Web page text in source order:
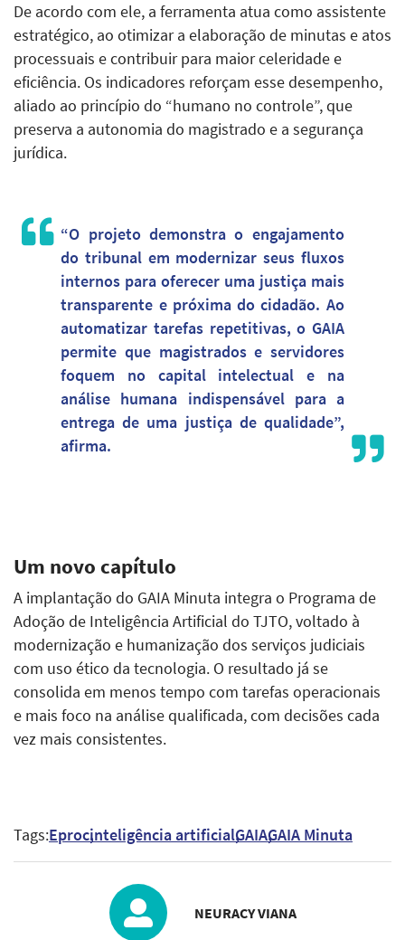
De acordo com ele, a ferramenta atua como assistente
estratégico, ao otimizar a elaboração de minutas e atos
processuais e contribuir para maior celeridade e
eficiência. Os indicadores reforçam esse desempenho,
aliado ao princípio do “humano no controle”, que
preserva a autonomia do magistrado e a segurança
jurídica.
“O projeto demonstra o engajamento
do tribunal em modernizar seus fluxos
internos para oferecer uma justiça mais
transparente e próxima do cidadão. Ao
automatizar tarefas repetitivas, o GAIA
permite que magistrados e servidores
foquem no capital intelectual e na
análise humana indispensável para a
entrega de uma justiça de qualidade”,
afirma.
Um novo capítulo
A implantação do GAIA Minuta integra o Programa de
Adoção de Inteligência Artificial do TJTO, voltado à
modernização e humanização dos serviços judiciais
com uso ético da tecnologia. O resultado já se
consolida em menos tempo com tarefas operacionais
e mais foco na análise qualificada, com decisões cada
vez mais consistentes.
Tags:Eprocinteligência artificialGAIAGAIA Minuta
NEURACY VIANA